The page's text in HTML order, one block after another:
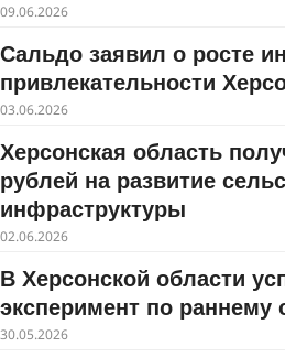
09.06.2026
Сальдо заявил о росте
привлекательности
03.06.2026
Херсонская область
рублей на развитие
инфраструктуры
02.06.2026
В Херсонской области
эксперимент по раннему
30.05.2026